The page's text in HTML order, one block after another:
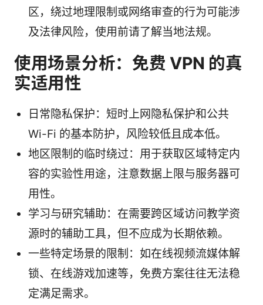
区，绕过地理限制或网络审查的行为可能涉
及法律风险，使用前请了解当地法规。
使用场景分析：免费 VPN 的真
实适用性
日常隐私保护：短时上网隐私保护和公共
Wi-Fi 的基本防护，风险较低且成本低。
地区限制的临时绕过：用于获取区域特定内
容的实验性用途，注意数据上限与服务器可
用性。
学习与研究辅助：在需要跨区域访问教学资
源时的辅助工具，但不应成为长期依赖。
一些特定场景的限制：如在线视频流媒体解
锁、在线游戏加速等，免费方案往往无法稳
定满足需求。